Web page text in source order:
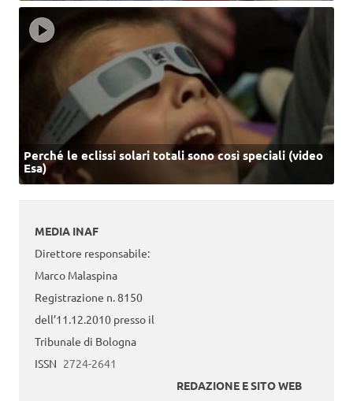
Perché le eclissi solari totali sono così speciali (video
Esa)
MEDIA INAF
Direttore responsabile:
Marco Malaspina
Registrazione n. 8150
dell’11.12.2010 presso il
Tribunale di Bologna
ISSN 2724-2641
REDAZIONE E SITO WEB